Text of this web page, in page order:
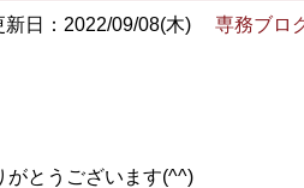
新日：2022/09/08(木) 専務ブロ
がとうございます(^^)